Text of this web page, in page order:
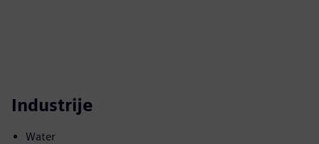
Industrije
Water